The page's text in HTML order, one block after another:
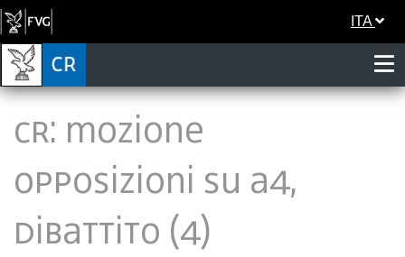
ITA
CR: mozione
opposizioni su A4,
dibattito (4)